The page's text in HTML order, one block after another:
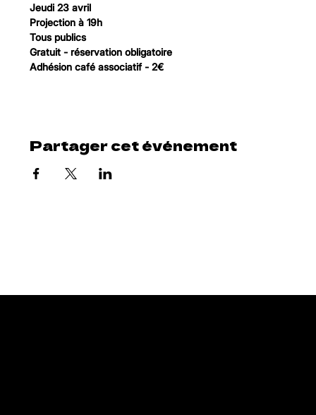
Jeudi 23 avril
Projection à 19h
Tous publics
Gratuit - réservation obligatoire
Adhésion café associatif - 2€
Partager cet événement